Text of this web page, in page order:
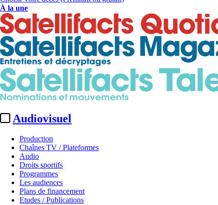
À la une
Audiovisuel
Production
Chaînes TV / Plateformes
Audio
Droits sportifs
Programmes
Les audiences
Plans de financement
Etudes / Publications